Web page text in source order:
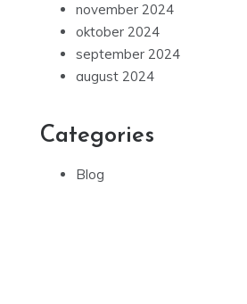
november 2024
oktober 2024
september 2024
august 2024
Categories
Blog